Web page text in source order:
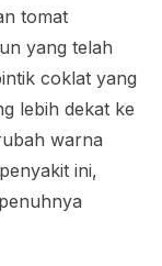
tomat
yang telah
coklat yang
lebih dekat ke
warna
ini,